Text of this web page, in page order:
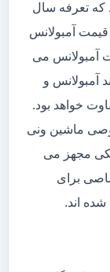
که تعرفه سال
قیمت آمبولانس
آمبولانس می
آمبولانس و
خواهد بود.
ماشین ونی
مجهز می
برای
اند.